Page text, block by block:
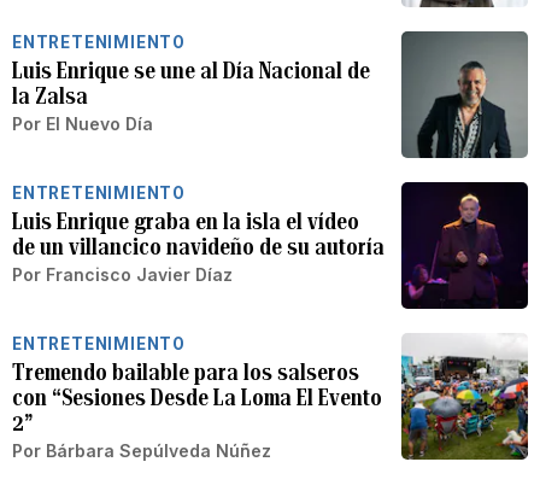
ENTRETENIMIENTO
Luis Enrique se une al Día Nacional de
la Zalsa
Por El Nuevo Día
ENTRETENIMIENTO
Luis Enrique graba en la isla el vídeo
de un villancico navideño de su autoría
Por Francisco Javier Díaz
ENTRETENIMIENTO
Tremendo bailable para los salseros
con “Sesiones Desde La Loma El Evento
2”
Por Bárbara Sepúlveda Núñez